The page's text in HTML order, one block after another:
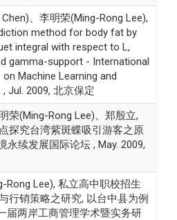
、李明荣(Ming-Rong Lee),
method for body fat by
integral with respect to L,
gamma-support - International
Machine Learning and
Jul. 2009, 北京保定
荣(Ming-Rong Lee)、郑殷立,
探究台湾紫斑蝶吸引游客之原
永续发展国际论坛 , May. 2009,
Rong Lee), 私立高中职校招生
行销策略之研究, 以台中县为例
届两岸工商管理学术暨实务研